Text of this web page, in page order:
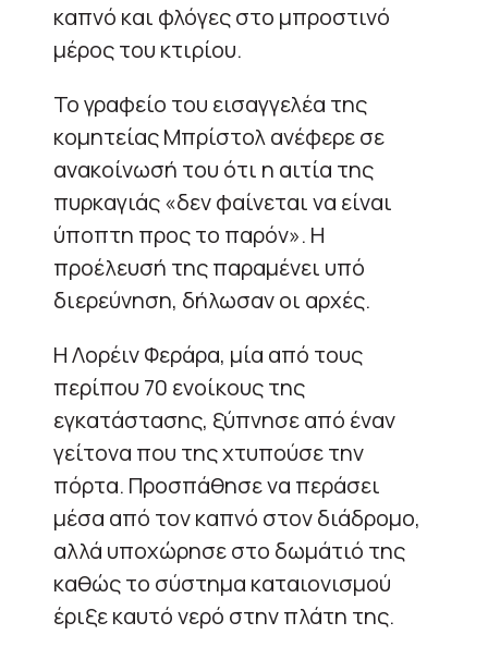
καπνό και φλόγες στο μπροστινό
μέρος του κτιρίου.
Το γραφείο του εισαγγελέα της
κομητείας Μπρίστολ ανέφερε σε
ανακοίνωσή του ότι η αιτία της
πυρκαγιάς «δεν φαίνεται να είναι
ύποπτη προς το παρόν». Η
προέλευσή της παραμένει υπό
διερεύνηση, δήλωσαν οι αρχές.
Η Λορέιν Φεράρα, μία από τους
περίπου 70 ενοίκους της
εγκατάστασης, ξύπνησε από έναν
γείτονα που της χτυπούσε την
πόρτα. Προσπάθησε να περάσει
μέσα από τον καπνό στον διάδρομο,
αλλά υποχώρησε στο δωμάτιό της
καθώς το σύστημα καταιονισμού
έριξε καυτό νερό στην πλάτη της.